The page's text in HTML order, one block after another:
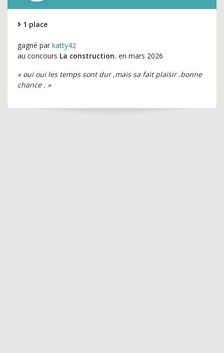
1 place
gagné par katty42
au concours La construction. en mars 2026
« oui oui les temps sont dur ,mais sa fait plaisir .bonne
chance . »